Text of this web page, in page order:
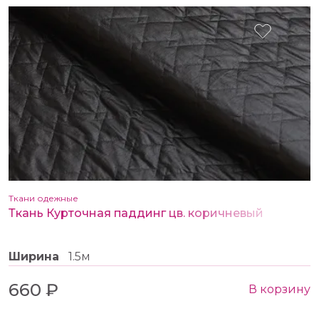
Ткани одежные
Ткань Курточная паддинг цв. коричневый
Ширина 1.5м
660 ₽ В корзину